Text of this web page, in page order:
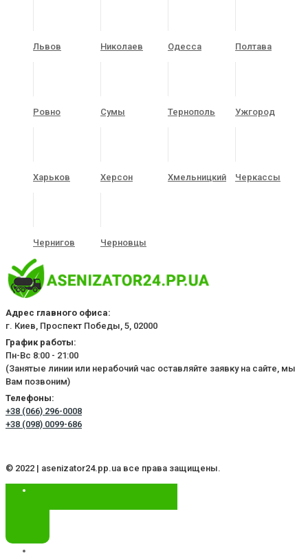
Львов Николаев Одесса Полтава
Ровно Сумы Тернополь Ужгород
Харьков Херсон Хмельницкий Черкассы
Чернигов Черновцы
Адрес главного офиса:
г. Киев, Проспект Победы, 5, 02000
График работы:
Пн-Вс 8:00 - 21:00
(Занятые линии или нерабочий час оставляйте заявку на сайте, мы
Вам позвоним)
Телефоны:
+38 (066) 296-0008
+38 (098) 0099-686
© 2022 | asenizator24.pp.ua все права защищены.